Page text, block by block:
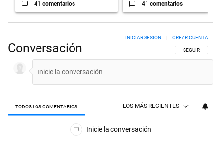
41 comentarios 41 comentarios
Conversación SIGA ESTA
SEGUIR
INICIAR SESIÓN CREAR CUENTA
TODOS LOS COMENTARIOS LOS MÁS RECIENTES
Todos los comentarios
Inicie la conversación